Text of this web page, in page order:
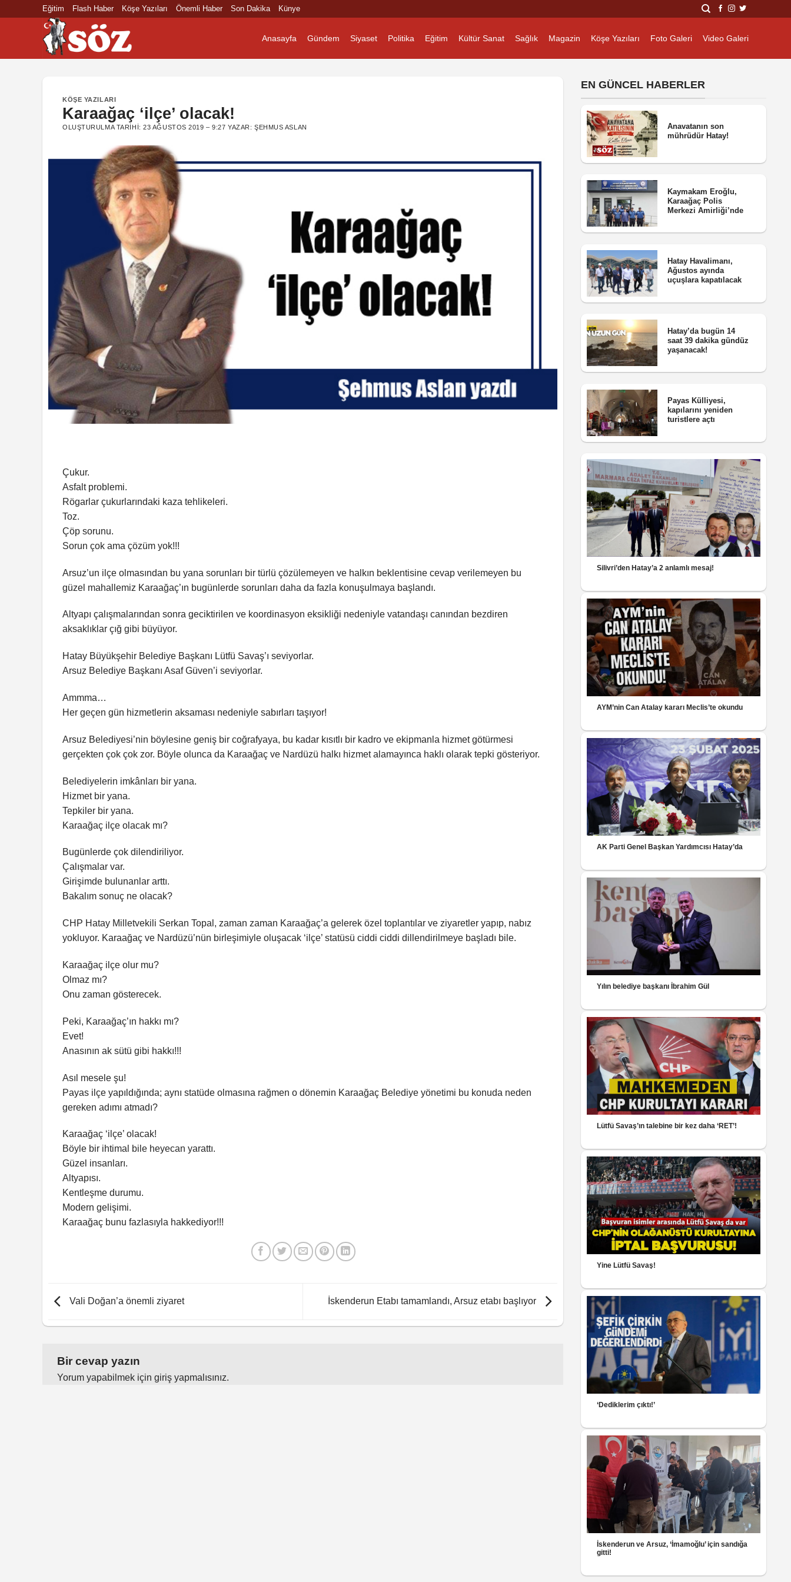
Eğitim Flash Haber Köşe Yazıları Önemli Haber Son Dakika Künye
Anasayfa Gündem Siyaset Politika Eğitim Kültür Sanat Sağlık Magazin Köşe Yazıları Foto Galeri Video Galeri
KÖŞE YAZILARI
Karaağaç ‘ilçe’ olacak!
OLUŞTURULMA TARIHI:23 AĞUSTOS 2019 – 9:27 YAZAR:ŞEHMUS ASLAN
Çukur.
Asfalt problemi.
Rögarlar çukurlarındaki kaza tehlikeleri.
Toz.
Çöp sorunu.
Sorun çok ama çözüm yok!!!
Arsuz’un ilçe olmasından bu yana sorunları bir türlü çözülemeyen ve halkın beklentisine cevap verilemeyen bu
güzel mahallemiz Karaağaç’ın bugünlerde sorunları daha da fazla konuşulmaya başlandı.
Altyapı çalışmalarından sonra geciktirilen ve koordinasyon eksikliği nedeniyle vatandaşı canından bezdiren
aksaklıklar çığ gibi büyüyor.
Hatay Büyükşehir Belediye Başkanı Lütfü Savaş’ı seviyorlar.
Arsuz Belediye Başkanı Asaf Güven’i seviyorlar.
Ammma…
Her geçen gün hizmetlerin aksaması nedeniyle sabırları taşıyor!
Arsuz Belediyesi’nin böylesine geniş bir coğrafyaya, bu kadar kısıtlı bir kadro ve ekipmanla hizmet götürmesi
gerçekten çok çok zor. Böyle olunca da Karaağaç ve Nardüzü halkı hizmet alamayınca haklı olarak tepki gösteriyor.
Belediyelerin imkânları bir yana.
Hizmet bir yana.
Tepkiler bir yana.
Karaağaç ilçe olacak mı?
Bugünlerde çok dilendiriliyor.
Çalışmalar var.
Girişimde bulunanlar arttı.
Bakalım sonuç ne olacak?
CHP Hatay Milletvekili Serkan Topal, zaman zaman Karaağaç’a gelerek özel toplantılar ve ziyaretler yapıp, nabız
yokluyor. Karaağaç ve Nardüzü’nün birleşimiyle oluşacak ‘ilçe’ statüsü ciddi ciddi dillendirilmeye başladı bile.
Karaağaç ilçe olur mu?
Olmaz mı?
Onu zaman gösterecek.
Peki, Karaağaç’ın hakkı mı?
Evet!
Anasının ak sütü gibi hakkı!!!
Asıl mesele şu!
Payas ilçe yapıldığında; aynı statüde olmasına rağmen o dönemin Karaağaç Belediye yönetimi bu konuda neden
gereken adımı atmadı?
Karaağaç ‘ilçe’ olacak!
Böyle bir ihtimal bile heyecan yarattı.
Güzel insanları.
Altyapısı.
Kentleşme durumu.
Modern gelişimi.
Karaağaç bunu fazlasıyla hakkediyor!!!
Vali Doğan’a önemli ziyaret İskenderun Etabı tamamlandı, Arsuz etabı başlıyor
Bir cevap yazın
Yorum yapabilmek için giriş yapmalısınız.
EN GÜNCEL HABERLER
Anavatanın son
mührüdür Hatay!
Kaymakam Eroğlu,
Karaağaç Polis
Merkezi Amirliği’nde
Hatay Havalimanı,
Ağustos ayında
uçuşlara kapatılacak
Hatay’da bugün 14
saat 39 dakika gündüz
yaşanacak!
Payas Külliyesi,
kapılarını yeniden
turistlere açtı
Silivri’den Hatay’a 2 anlamlı mesaj!
AYM’nin Can Atalay kararı Meclis’te okundu
AK Parti Genel Başkan Yardımcısı Hatay’da
Yılın belediye başkanı İbrahim Gül
Lütfü Savaş’ın talebine bir kez daha ‘RET’!
Yine Lütfü Savaş!
‘Dediklerim çıktı!’
İskenderun ve Arsuz, ‘İmamoğlu’ için sandığa
gitti!